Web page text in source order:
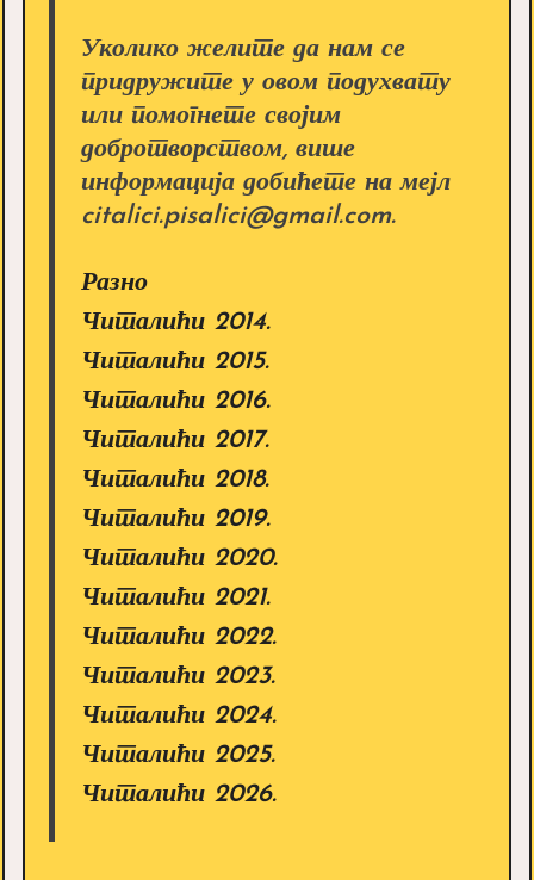
Уколико желите да нам се
придружите у овом подухвату
или помогнете својим
добротворством, више
информација добићете на мејл
citalici.pisalici@gmail.com.
Разно
Читалићи 2014.
Читалићи 2015.
Читалићи 2016.
Читалићи 2017.
Читалићи 2018.
Читалићи 2019.
Читалићи 2020.
Читалићи 2021.
Читалићи 2022.
Читалићи 2023.
Читалићи 2024.
Читалићи 2025.
Читалићи 2026.